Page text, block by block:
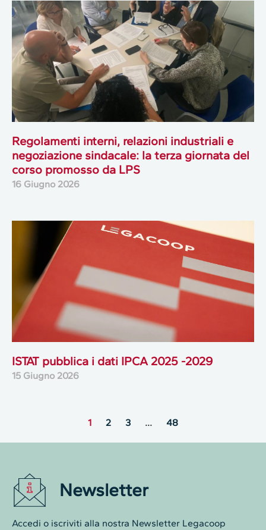
Regolamenti interni, relazioni industriali e
negoziazione sindacale: la terza giornata del
corso promosso da LPS
16 Giugno 2026
ISTAT pubblica i dati IPCA 2025 -2029
15 Giugno 2026
1 2 3 … 48
Newsletter
Accedi o iscriviti alla nostra Newsletter Legacoop